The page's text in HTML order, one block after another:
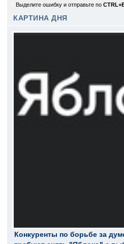
Выделите ошибку и отправьте по
КАРТИНА ДНЯ
Конкуренты по борьбе за